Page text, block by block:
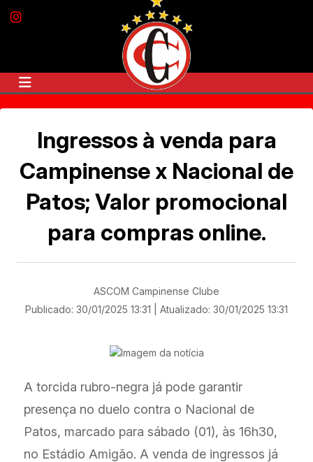
Instagram
Instagram
Clube
Ingressos à venda para
Campinense x Nacional de
Patos; Valor promocional
para compras online.
ASCOM Campinense Clube
Publicado: 30/01/2025 13:31
Atualizado: 30/01/2025 13:31
A torcida rubro-negra já pode garantir
presença no duelo contra o Nacional de
Patos, marcado para sábado (01), às 16h30,
no Estádio Amigão. A venda de ingressos já